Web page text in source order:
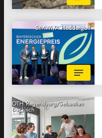
StMWi/A.Heddergott
OTH Regensburg/Sebastian
Bockisch